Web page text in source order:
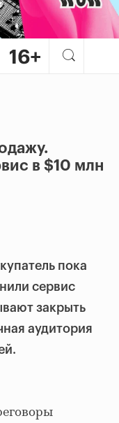
в $10 млн
пока
сервис
закрыть
аудитория